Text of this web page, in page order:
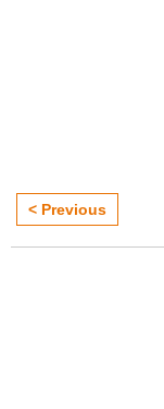
< Previous